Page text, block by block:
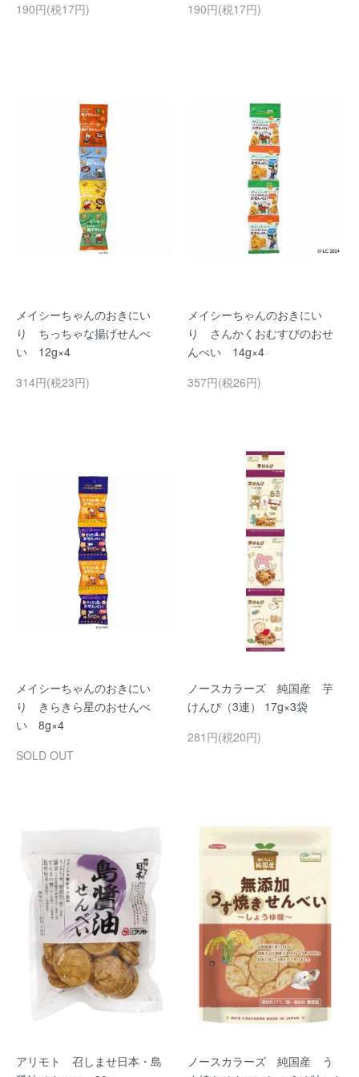
190円(税17円)
190円(税17円)
メイシーちゃんのおきにい
り ちっちゃな揚げせんべ
い 12g×4
314円(税23円)
メイシーちゃんのおきにい
り さんかくおむすびのおせ
んべい 14g×4
357円(税26円)
メイシーちゃんのおきにい
り きらきら星のおせんべ
い 8g×4
SOLD OUT
ノースカラーズ 純国産 芋
けんぴ（3連） 17g×3袋
281円(税20円)
アリモト 召しませ日本・島
ノースカラーズ 純国産 う